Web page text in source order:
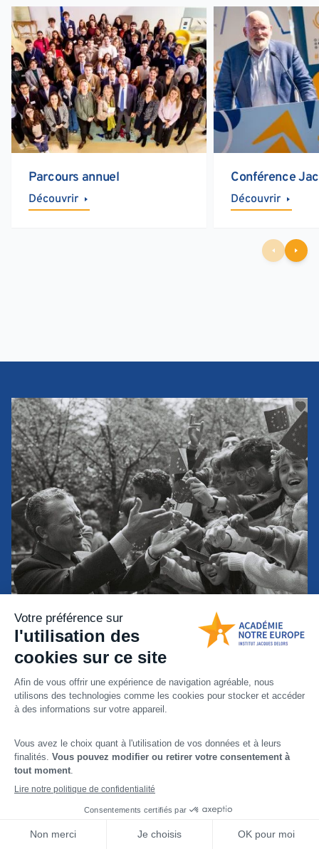
Parcours annuel
Découvrir
Conférence
Découvrir
Soutenez
l'Académie
Notre Europe
Toutes les formations, activités et évènements de
l'Académie Notre Europe sont proposés à titre
gratuit. Devenez mécène de l'Académie pour nous
permettre de continuer à renforcer nos activités et
à sensibiliser davantage de jeunes.